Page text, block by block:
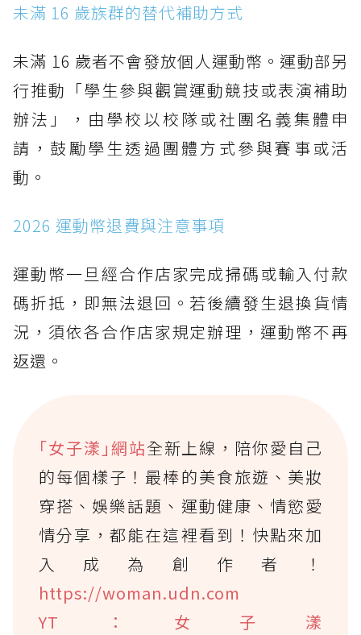
未滿 16 歲族群的替代補助方式
未滿 16 歲者不會發放個人運動幣。運動部另
行推動「學生參與觀賞運動競技或表演補助
辦法」，由學校以校隊或社團名義集體申
請，鼓勵學生透過團體方式參與賽事或活
動。
2026 運動幣退費與注意事項
運動幣一旦經合作店家完成掃碼或輸入付款
碼折抵，即無法退回。若後續發生退換貨情
況，須依各合作店家規定辦理，運動幣不再
返還。
｢女子漾｣網站全新上線，陪你愛自己
的每個樣子！最棒的美食旅遊、美妝
穿搭、娛樂話題、運動健康、情慾愛
情分享，都能在這裡看到！快點來加
入成為創作者！
https://woman.udn.com
YT：女子漾